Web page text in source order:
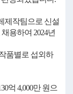
제작팀으로 신설
용하여 2024년
품별로 섭외하
억 4,000만 원으